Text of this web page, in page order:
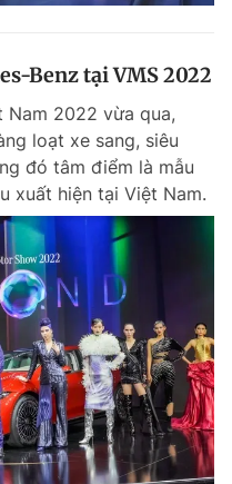
Benz tại VMS 2022
Nam 2022 vừa qua,
loạt xe sang, siêu
đó tâm điểm là mẫu
xuất hiện tại Việt Nam.